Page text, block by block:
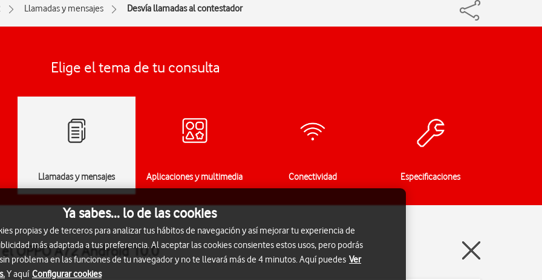
Llamadas y mensajes Desvía llamadas al contestador
Elige el tema de tu consulta
Llamadas y mensajes Aplicaciones y multimedia Conectividad Especificaciones
OPPO A72 Android 10.0
Ya sabes... lo de las cookies
propias y de terceros para analizar tus hábitos de navegación y así mejorar tu experiencia de
más adaptada a tus preferencia. Al aceptar las cookies consientes estos usos, pero podrás
problema en las funciones de tu navegador y no te llevará más de 4 minutos. Aquí puedes Ver
Y aquí Configurar cookies